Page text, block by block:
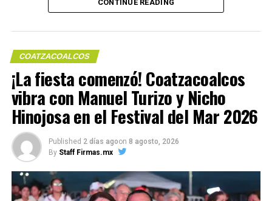
foro energético
Me gusta esto:
COMPARTE ESTA INFORMACIÓN
CONTINUE READING
COATZACOALCOS
¡La fiesta comenzó! Coatzacoalcos
vibra con Manuel Turizo y Nicho
Hinojosa en el Festival del Mar 2026
Published 2 días agoon 8 agosto, 2026
By Staff Firmas.mx